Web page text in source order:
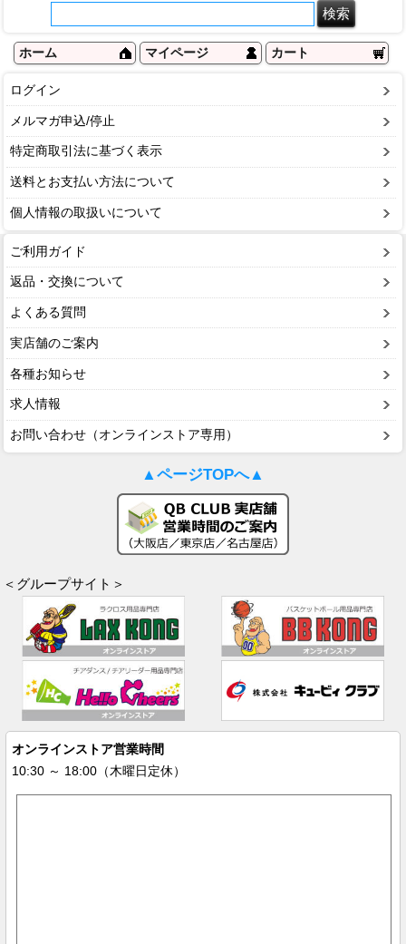
ホーム マイページ カート
ログイン
メルマガ申込/停止
特定商取引法に基づく表示
送料とお支払い方法について
個人情報の取扱いについて
ご利用ガイド
返品・交換について
よくある質問
実店舗のご案内
各種お知らせ
求人情報
お問い合わせ（オンラインストア専用）
▲ページTOPへ▲
＜グループサイト＞
オンラインストア営業時間
10:30 ～ 18:00（木曜日定休）